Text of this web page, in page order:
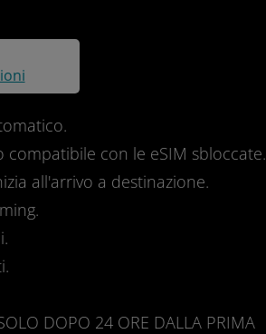
con le eSIM sbloccate.
all'arrivo a destinazione.
DOPO 24 ORE DALLA PRIMA